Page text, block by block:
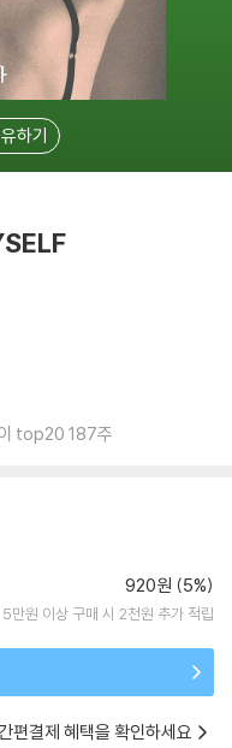
하기
top20 187주
920원 (5%)
5만원 이상 구매 시 2천원 추가 적립
편결제 혜택을 확인하세요